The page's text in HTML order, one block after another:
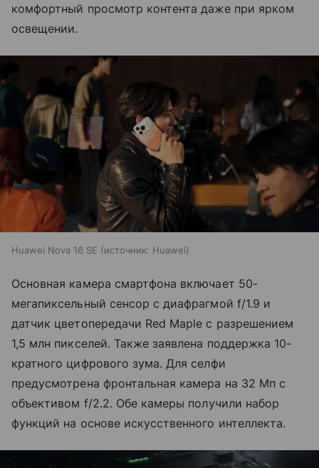
комфортный просмотр контента даже при ярком
освещении.
Huawei Nova 16 SE источник: Huawei
Основная камера смартфона включает 50-
мегапиксельный сенсор с диафрагмой f/1.9 и
датчик цветопередачи Red Maple с разрешением
1,5 млн пикселей. Также заявлена поддержка 10-
кратного цифрового зума. Для селфи
предусмотрена фронтальная камера на 32 Мп с
объективом f/2.2. Обе камеры получили набор
функций на основе искусственного интеллекта.